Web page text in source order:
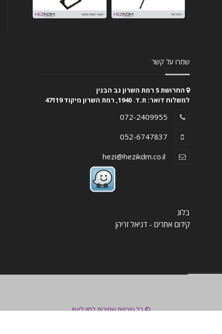
שמרו על קשר
החרושת 5 רמת השרון גב הבנין
למשלוח דואר: ת.ד. 1940, רמת השרון מיקוד 47119
072-2409955
052-6747837
בלוג
קידום אתרים - דניאל זריהן
© כל הזכויות שמורות לחזי ליעוז